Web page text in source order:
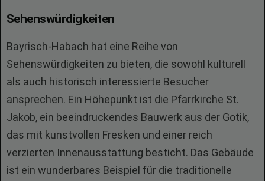
Sehenswürdigkeiten
Bayrisch-Habach hat eine Reihe von
Sehenswürdigkeiten zu bieten, die sowohl kulturell
als auch historisch interessierte Besucher
ansprechen. Ein Höhepunkt ist die Pfarrkirche St.
Jakob, ein beeindruckendes Bauwerk aus der Gotik,
das mit kunstvollen Fresken und einer reich
verzierten Innenausstattung besticht. Das Gebäude
ist ein wunderbares Beispiel für die traditionelle